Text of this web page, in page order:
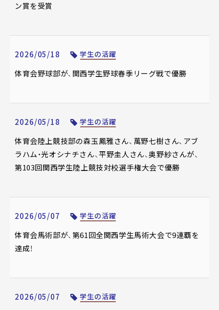
ン賞を受賞
2026/05/18 学生の活躍
体育会野球部が、関西学生野球春季リーグ戦で優勝
2026/05/18 学生の活躍
体育会陸上競技部の森玉鳳雅さん、萬野七樹さん、アブ
ラハム・光オシナチさん、平野圭人さん、奥野紗さんが、
第103回関西学生陸上競技対校選手権大会で優勝
2026/05/07 学生の活躍
体育会馬術部が、第61回全関西学生馬術大会で9連覇を
達成！
2026/05/07 学生の活躍